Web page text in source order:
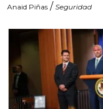
Anaid Piñas / Seguridad